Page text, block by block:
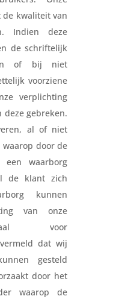
kwaliteit van
Indien deze
de schriftelijk
of bij niet
voorziene
verplichting
gebreken.
al of niet
door de
een waarborg
de klant zich
kunnen
van onze
voor
dat wij
gesteld
door het
waarop de